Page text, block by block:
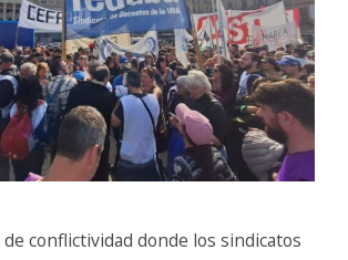
conflictividad donde los sindicatos